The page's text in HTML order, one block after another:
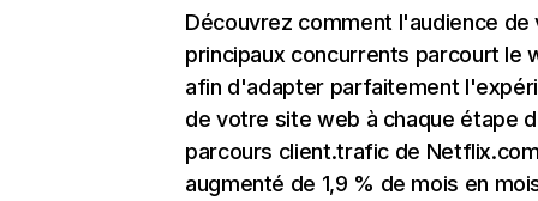
Découvrez comment l'audience de
principaux concurrents parcourt le
afin d'adapter parfaitement
de votre site web à chaque étape
parcours client.trafic de
augmenté de 1,9 % de mois en